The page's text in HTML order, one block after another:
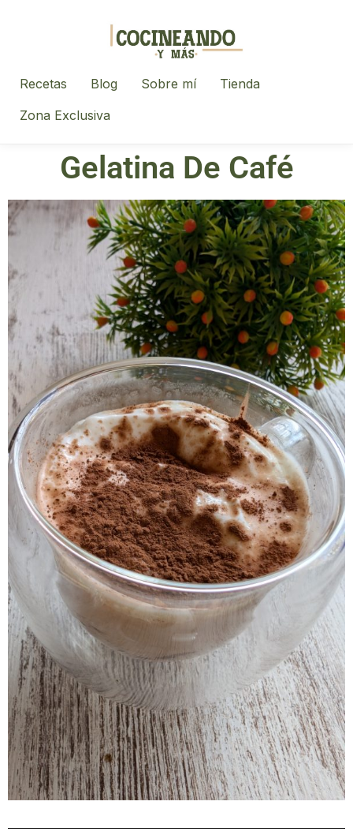
Recetas Blog Sobre mí
Tienda
Zona Exclusiva
Gelatina De Café